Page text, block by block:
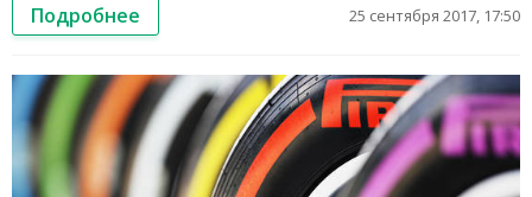
Подробнее 25 сентября 2017, 17:50